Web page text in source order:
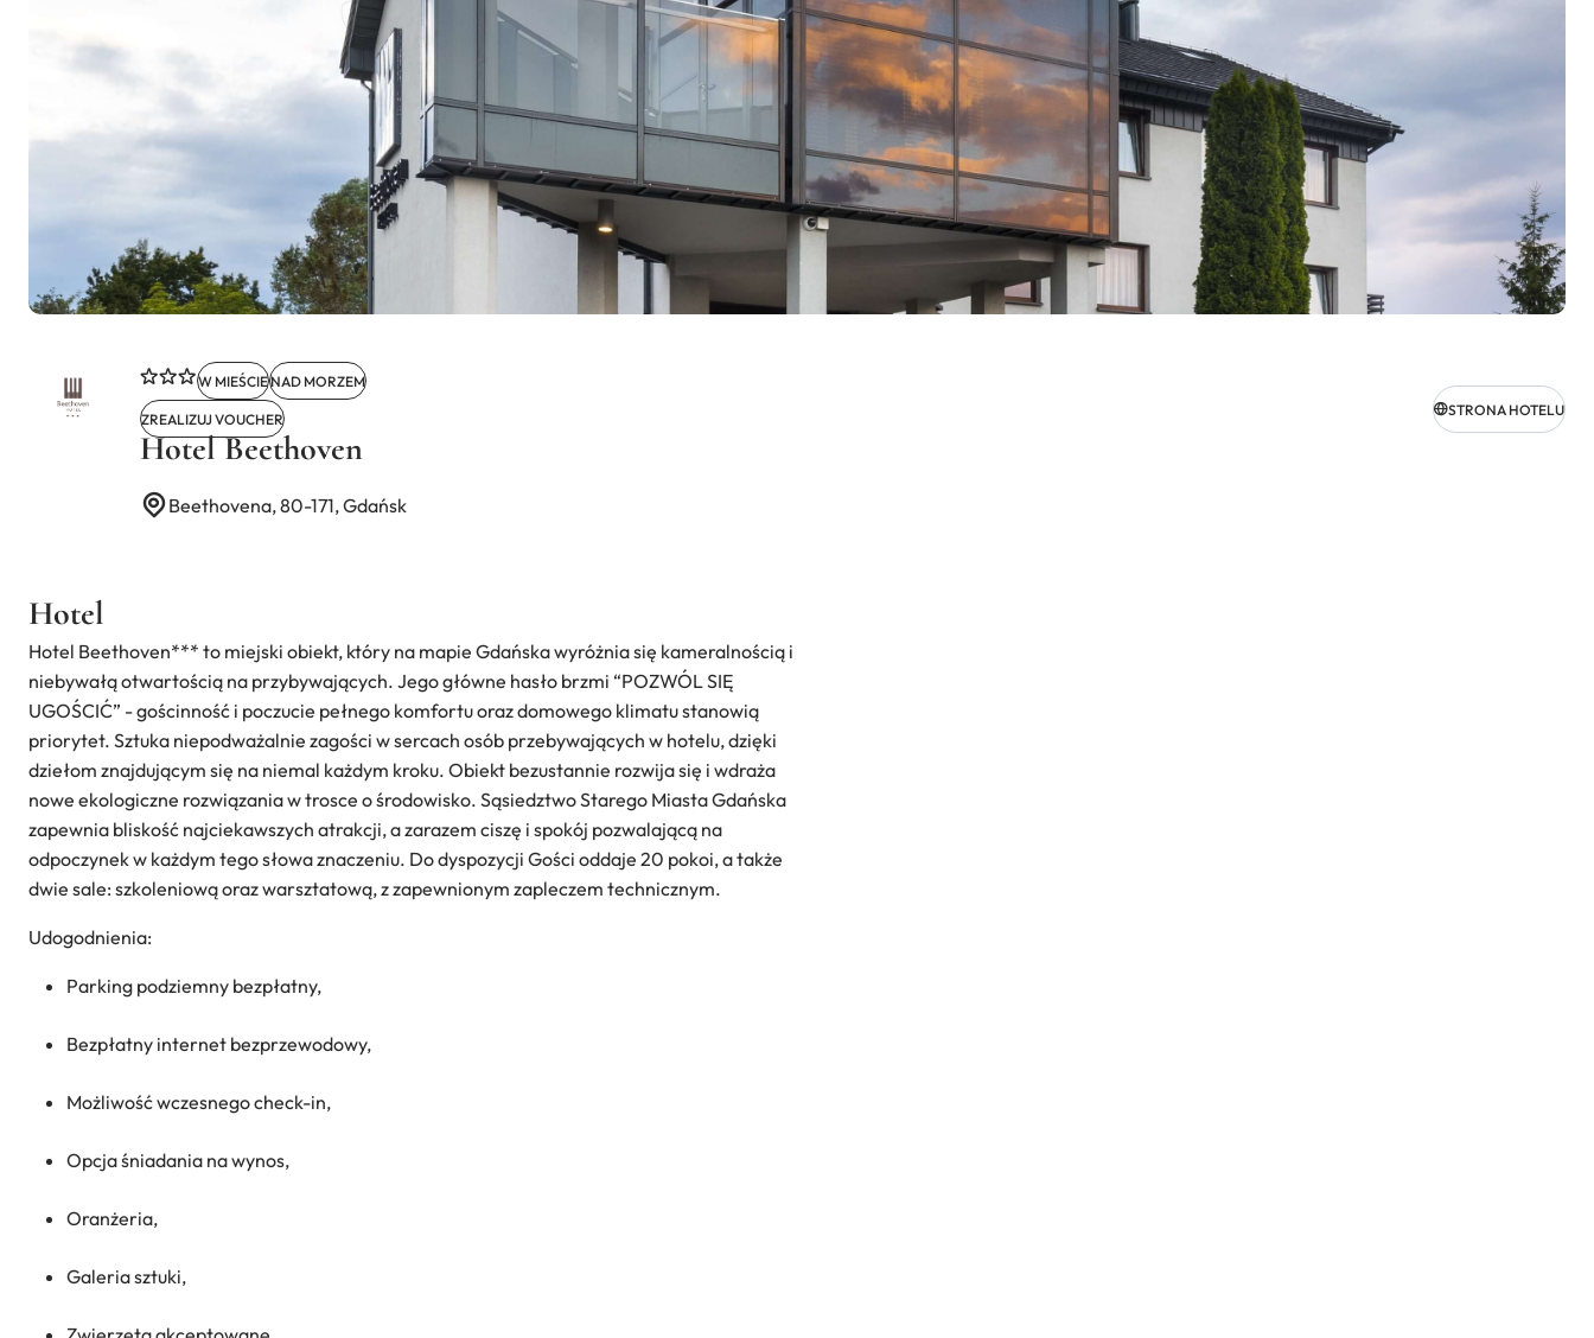
W MIEŚCIENAD MORZEM
ZREALIZUJ VOUCHER
Hotel Beethoven
Beethovena, 80-171, Gdańsk
STRONA HOTELU
Hotel
Hotel Beethoven*** to miejski obiekt, który na mapie Gdańska wyróżnia się kameralnością i
niebywałą otwartością na przybywających. Jego główne hasło brzmi “POZWÓL SIĘ
UGOŚCIĆ” - gościnność i poczucie pełnego komfortu oraz domowego klimatu stanowią
priorytet. Sztuka niepodważalnie zagości w sercach osób przebywających w hotelu, dzięki
dziełom znajdującym się na niemal każdym kroku. Obiekt bezustannie rozwija się i wdraża
nowe ekologiczne rozwiązania w trosce o środowisko. Sąsiedztwo Starego Miasta Gdańska
zapewnia bliskość najciekawszych atrakcji, a zarazem ciszę i spokój pozwalającą na
odpoczynek w każdym tego słowa znaczeniu. Do dyspozycji Gości oddaje 20 pokoi, a także
dwie sale: szkoleniową oraz warsztatową, z zapewnionym zapleczem technicznym.
Udogodnienia:
Parking podziemny bezpłatny,
Bezpłatny internet bezprzewodowy,
Możliwość wczesnego check-in,
Opcja śniadania na wynos,
Oranżeria,
Galeria sztuki,